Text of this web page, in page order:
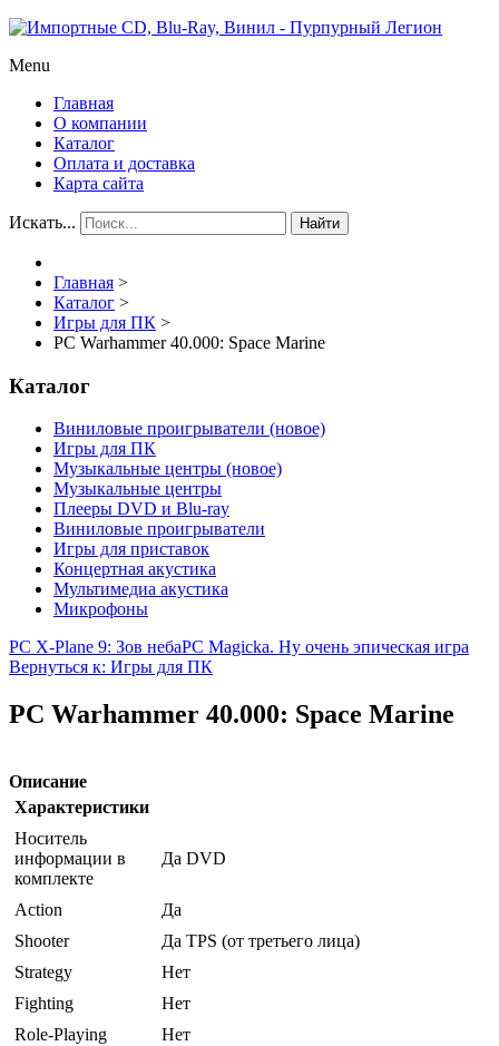
Menu
Главная
О компании
Каталог
Оплата и доставка
Карта сайта
Искать... Найти
Главная >
Каталог >
Игры для ПК >
PC Warhammer 40.000: Space Marine
Каталог
Виниловые проигрыватели (новое)
Игры для ПК
Музыкальные центры (новое)
Музыкальные центры
Плееры DVD и Blu-ray
Виниловые проигрыватели
Игры для приставок
Концертная акустика
Мультимедиа акустика
Микрофоны
PC X-Plane 9: Зов небаPC Magicka. Ну очень эпическая игра
Вернуться к: Игры для ПК
PC Warhammer 40.000: Space Marine
Описание
Характеристики
Носитель
информации в
комплекте
Да DVD
Action
Да
Shooter
Да TPS (от третьего лица)
Strategy
Нет
Fighting
Нет
Role-Playing
Нет